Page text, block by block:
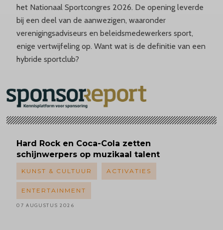
het Nationaal Sportcongres 2026. De opening leverde
bij een deel van de aanwezigen, waaronder
verenigingsadviseurs en beleidsmedewerkers sport,
enige vertwijfeling op. Want wat is de definitie van een
hybride sportclub?
Hard Rock en Coca-Cola zetten
schijnwerpers op muzikaal talent
KUNST & CULTUUR ACTIVATIES
ENTERTAINMENT
07 AUGUSTUS 2026